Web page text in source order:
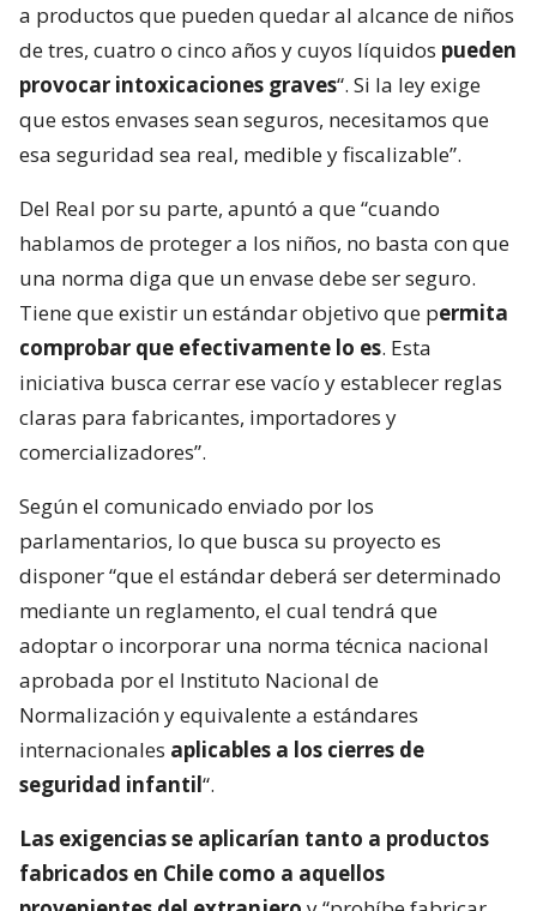
a productos que pueden quedar al alcance de niños
de tres, cuatro o cinco años y cuyos líquidos pueden
provocar intoxicaciones graves“. Si la ley exige
que estos envases sean seguros, necesitamos que
esa seguridad sea real, medible y fiscalizable”.
Del Real por su parte, apuntó a que “cuando
hablamos de proteger a los niños, no basta con que
una norma diga que un envase debe ser seguro.
Tiene que existir un estándar objetivo que permita
comprobar que efectivamente lo es. Esta
iniciativa busca cerrar ese vacío y establecer reglas
claras para fabricantes, importadores y
comercializadores”.
Según el comunicado enviado por los
parlamentarios, lo que busca su proyecto es
disponer “que el estándar deberá ser determinado
mediante un reglamento, el cual tendrá que
adoptar o incorporar una norma técnica nacional
aprobada por el Instituto Nacional de
Normalización y equivalente a estándares
internacionales aplicables a los cierres de
seguridad infantil“.
Las exigencias se aplicarían tanto a productos
fabricados en Chile como a aquellos